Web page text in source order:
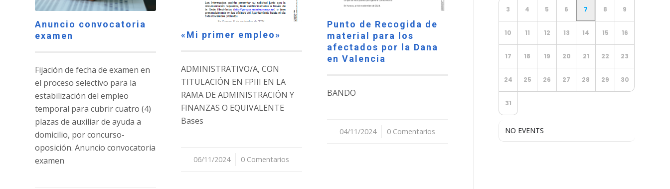
Anuncio convocatoria
examen
Fijación de fecha de examen en
el proceso selectivo para la
estabilización del empleo
temporal para cubrir cuatro (4)
plazas de auxiliar de ayuda a
domicilio, por concurso-
oposición. Anuncio convocatoria
examen
«Mi primer empleo»
ADMINISTRATIVO/A, CON
TITULACIÓN EN FPIII EN LA
RAMA DE ADMINISTRACIÓN Y
FINANZAS O EQUIVALENTE
Bases
06/11/2024
/ 0 Comentarios
Punto de Recogida de
material para los
afectados por la Dana
en Valencia
BANDO
04/11/2024
/ 0 Comentarios
3 4 5 6 7 8 9
10 11 12 13 14 15 16
17 18 19 20 21 22 23
24 25 26 27 28 29 30
31
NO EVENTS